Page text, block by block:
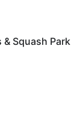
& Squash Park